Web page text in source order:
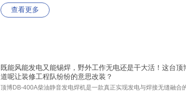
查看更多
既能风能发电又能锡焊，野外工作无电还是干大活！这台
道呢让装修工程队纷纷的意思改装？
顶博DB-400A柴油静音发电焊机是一款真正实现发电与焊接无缝融合